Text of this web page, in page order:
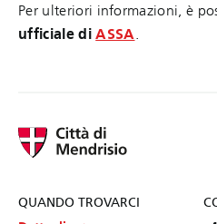
Per ulteriori informazioni, è
ufficiale diASSA.
QUANDO TROVARCI